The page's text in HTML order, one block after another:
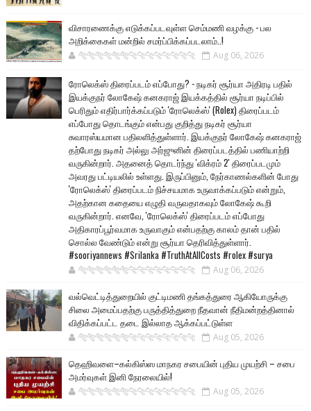
விசாரணைக்கு எடுக்கப்படவுள்ள செம்மணி வழக்கு - பல
அறிக்கைகள் மன்றில் சமர்ப்பிக்கப்படலாம்..!
🐅🐅🐅🐅🐅🐅🐆🐆🐆🐆🐆🐆🐆🐆 Aug 06, 2026
ரோலெக்ஸ் திரைப்படம் எப்போது? - நடிகர் சூர்யா அதிரடி பதில்
இயக்குநர் லோகேஷ் கனகராஜ் இயக்கத்தில் சூர்யா நடிப்பில்
பெரிதும் எதிர்பார்க்கப்படும் 'ரோலெக்ஸ்' (Rolex) திரைப்படம்
எப்போது தொடங்கும் என்பது குறித்து நடிகர் சூர்யா
சுவாரஸ்யமான பதிலளித்துள்ளார். இயக்குநர் லோகேஷ் கனகராஜ்
தற்போது நடிகர் அல்லு அர்ஜுனின் திரைப்படத்தில் பணியாற்றி
வருகின்றார். அதனைத் தொடர்ந்து 'விக்ரம் 2' திரைப்படமும்
அவரது பட்டியலில் உள்ளது. இருப்பினும், நேர்காணல்களின் போது
'ரோலெக்ஸ்' திரைப்படம் நிச்சயமாக உருவாக்கப்படும் என்றும்,
அதற்கான கதையை எழுதி வருவதாகவும் லோகேஷ் கூறி
வருகின்றார். எனவே, 'ரோலெக்ஸ்' திரைப்படம் எப்போது
அதிகாரப்பூர்வமாக உருவாகும் என்பதற்கு காலம் தான் பதில்
சொல்ல வேண்டும் என்று சூர்யா தெரிவித்துள்ளார்.
#sooriyannews #Srilanka #TruthAtAllCosts #rolex #surya
🐅🐅🐅🐅🐅🐅🐆🐆🐆🐆🐆🐆🐆🐆 Aug 06, 2026
வல்வெட்டித்துறையில் குட்டிமணி தங்கத்துரை ஆகியோருக்கு
சிலை அமைப்பதற்கு பருத்தித்துறை நீதவான் நீதிமன்றத்தினால்
விதிக்கப்பட்ட தடை இல்லாத ஆக்கப்பட்டுள்ள
🐅🐅🐅🐅🐅🐅🐆🐆🐆🐆🐆🐆🐆🐆 Aug 05, 2026
தெஹிவளை–கல்கிஸ்ஸ மாநகர சபையின் புதிய முயற்சி – சபை
அமர்வுகள் இனி நேரலையில்!
🐅🐅🐅🐅🐅🐅🐆🐆🐆🐆🐆🐆🐆🐆 Aug 05, 2026